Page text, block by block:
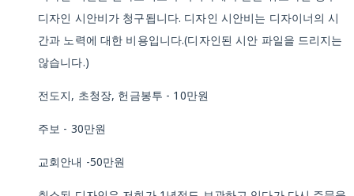
디자인 시안비가 청구됩니다. 디자인 시안비는 디자이너의 시
간과 노력에 대한 비용입니다.(디자인된 시안 파일을 드리지는
않습니다.)
전도지, 초청장, 헌금봉투 - 10만원
주보 - 30만원
교회안내 -50만원